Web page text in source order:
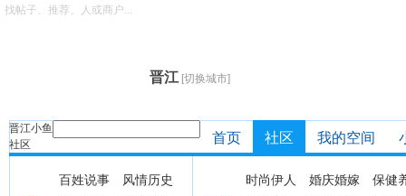
晋江 [切换城市]
晋江小鱼
社区
找帖子、推荐、人或商户...
首页 社区 我的空间
百姓说事
风情历史
时尚伊人 婚庆婚嫁
保健